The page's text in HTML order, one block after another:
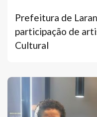
Prefeitura de
participação de
Cultural